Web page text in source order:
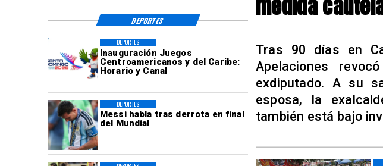
Inauguración Juegos
Centroamericanos y del Caribe:
Horario y Canal
DEPORTES
Messi habla tras derrota en final
del Mundial
DEPORTES
medida
Tras 90 días en
Apelaciones
exdiputado. A su
esposa, la
también está bajo
DEPORTES